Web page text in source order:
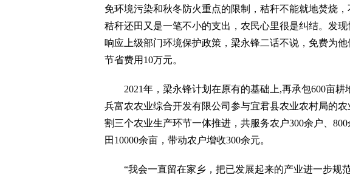
免环境污染和秋冬防火重点的限制，秸秆不能就地焚烧
秸秆还田又是一笔不小的支出，农民心里很是纠结。发
响应上级部门环境保护政策，梁永锋二话不说，免费为
节省费用10万元。
2021年，梁永锋计划在原有的基础上,再承包600亩耕
兵富农农业综合开发有限公司参与宜君县农业农村局的
割三个农业生产环节一体推进，共服务农户300余户、
田10000余亩，带动农户增收300余元。
“我会一直留在家乡，把已发展起来的产业进一步规